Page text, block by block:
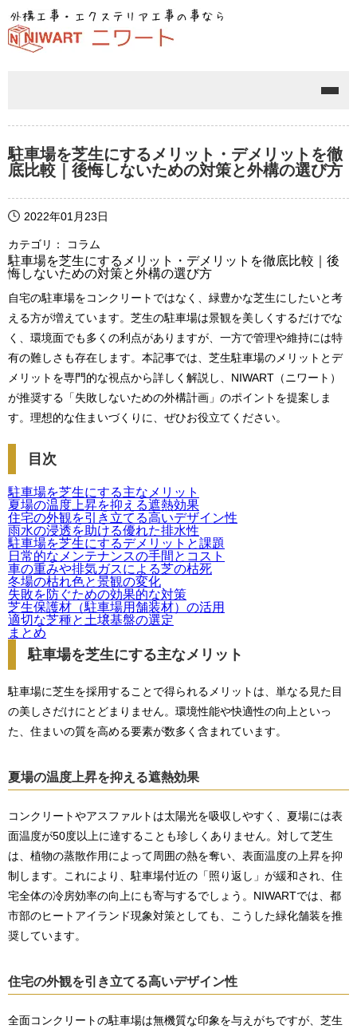
メニ
駐車場を芝生にするメリット・デメリットを徹
底比較｜後悔しないための対策と外構の選び方
2022年01月23日
カテゴリ： コラム
駐車場を芝生にするメリット・デメリットを徹底比較｜後
悔しないための対策と外構の選び方
自宅の駐車場をコンクリートではなく、緑豊かな芝生にしたいと考
える方が増えています。芝生の駐車場は景観を美しくするだけでな
く、環境面でも多くの利点がありますが、一方で管理や維持には特
有の難しさも存在します。本記事では、芝生駐車場のメリットとデ
メリットを専門的な視点から詳しく解説し、NIWART（ニワート）
が推奨する「失敗しないための外構計画」のポイントを提案しま
す。理想的な住まいづくりに、ぜひお役立てください。
目次
駐車場を芝生にする主なメリット
夏場の温度上昇を抑える遮熱効果
住宅の外観を引き立てる高いデザイン性
雨水の浸透を助ける優れた排水性
駐車場を芝生にするデメリットと課題
日常的なメンテナンスの手間とコスト
車の重みや排気ガスによる芝の枯死
冬場の枯れ色と景観の変化
失敗を防ぐための効果的な対策
芝生保護材（駐車場用舗装材）の活用
適切な芝種と土壌基盤の選定
まとめ
駐車場を芝生にする主なメリット
駐車場に芝生を採用することで得られるメリットは、単なる見た目
の美しさだけにとどまりません。環境性能や快適性の向上といっ
た、住まいの質を高める要素が数多く含まれています。
夏場の温度上昇を抑える遮熱効果
コンクリートやアスファルトは太陽光を吸収しやすく、夏場には表
面温度が50度以上に達することも珍しくありません。対して芝生
は、植物の蒸散作用によって周囲の熱を奪い、表面温度の上昇を抑
制します。これにより、駐車場付近の「照り返し」が緩和され、住
宅全体の冷房効率の向上にも寄与するでしょう。NIWARTでは、都
市部のヒートアイランド現象対策としても、こうした緑化舗装を推
奨しています。
住宅の外観を引き立てる高いデザイン性
全面コンクリートの駐車場は無機質な印象を与えがちですが、芝生